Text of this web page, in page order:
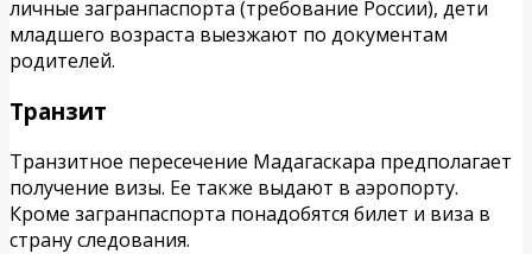
личные загранпаспорта (требование России), дети
младшего возраста выезжают по документам
родителей.
Транзит
Транзитное пересечение Мадагаскара предполагает
получение визы. Ее также выдают в аэропорту.
Кроме загранпаспорта понадобятся билет и виза в
страну следования.